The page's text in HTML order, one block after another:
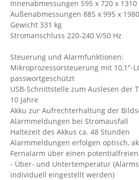
Innenabmessungen 595 x 720 x 1310
Außenabmessungen 885 x 995 x
Gewicht 331 kg
Stromanschluss 220-240 V/50 Hz
Steuerung und Alarmfunktionen:
Mikroprozessorsteuerung mit 10,1"-
passwortgeschützt
USB-Schnittstelle zum Auslesen der
10 Jahre
Akku zur Aufrechterhaltung der
Alarmmeldungen bei Stromausfall
Haltezeit des Akkus ca. 48 Stunden
Alarmmeldungen erfolgen optisch,
Fernalarm über einen
- Über- und Untertemperatur
individuell eingestellt werden)